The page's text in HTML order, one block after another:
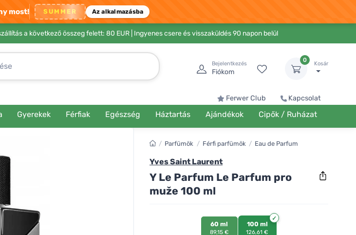
most! SUMMER Az alkalmazásba
a következő összeg felett: 80 EUR | Ingyenes csere és visszaküldés 90 napon belül
Bejelentkezés
Fiókom
0
Kosár
Ferwer Club Kapcsolat
Gyerekek Férfiak Egészség Háztartás Ajándékok Cipők / Ruházat
/ Parfümök / Férfi parfümök / Eau de Parfum
Yves Saint Laurent
Y Le Parfum Le Parfum pro
muže 100 ml
60 ml
89,15 €
100 ml
126,61 €